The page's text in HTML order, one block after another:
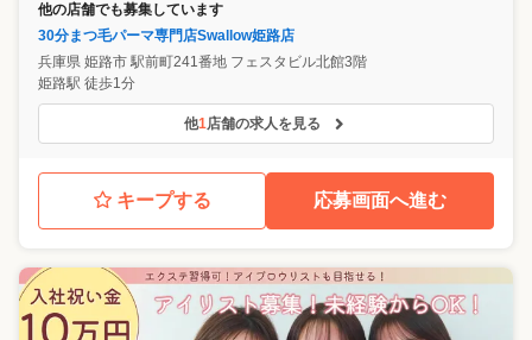
他の店舗でも募集しています
30分まつ毛パーマ専門店Swallow姫路店
兵庫県 姫路市 駅前町241番地 フェスタビル北館3階
姫路駅 徒歩1分
他1店舗の求人を見る
キープする 応募画面へ進む